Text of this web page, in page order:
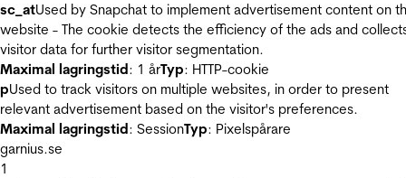
sc_atUsed by Snapchat to implement advertisement content on
website - The cookie detects the efficiency of the ads and
visitor data for further visitor segmentation.
Maximal lagringstid: 1 årTyp: HTTP-cookie
pUsed to track visitors on multiple websites, in order to present
relevant advertisement based on the visitor's preferences.
Maximal lagringstid: SessionTyp: Pixelspårare
garnius.se
1